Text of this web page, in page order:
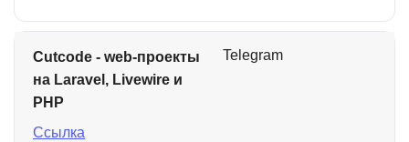
Cutcode - web-проекты
на Laravel, Livewire и
PHP
Ссылка
Telegram